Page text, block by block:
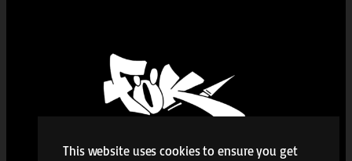
This website uses cookies to ensure you get